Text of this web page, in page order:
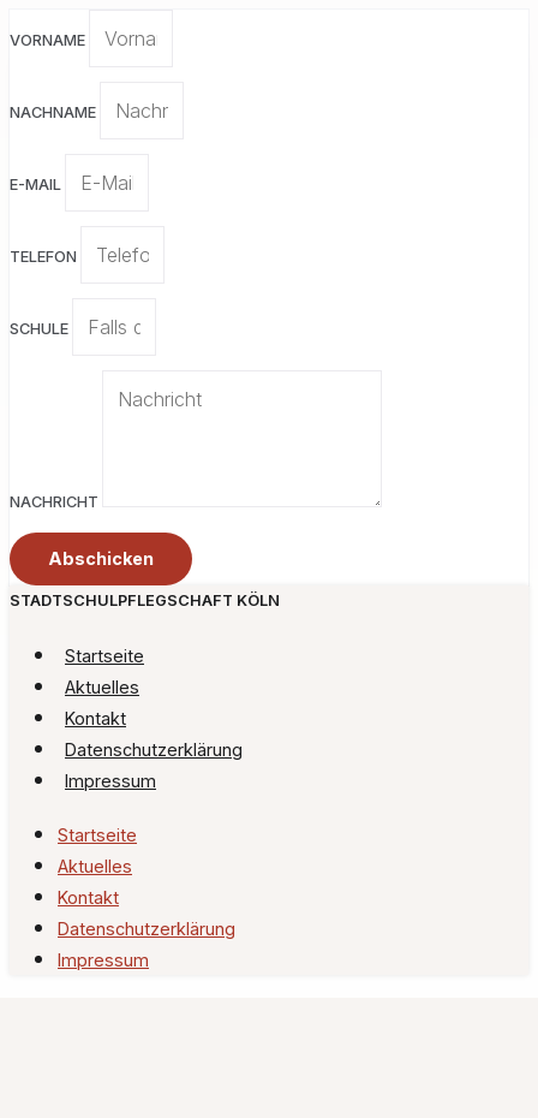
VORNAME
NACHNAME
E-MAIL
TELEFON
SCHULE
NACHRICHT
Abschicken
STADTSCHULPFLEGSCHAFT KÖLN
Startseite
Aktuelles
Kontakt
Datenschutzerklärung
Impressum
Startseite
Aktuelles
Kontakt
Datenschutzerklärung
Impressum